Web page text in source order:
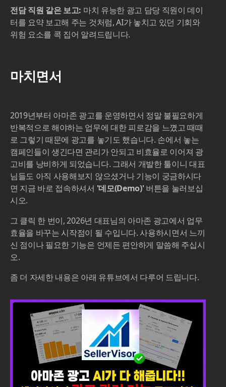
전담 직원 같은 보고: 마치 유능한 광고 담당 직원이 데이
터를 요약 보고해 주는 것처럼, AI가 놓치고 있던 기회와
위험 요소를 콕 집어 알려드립니다.
마치면서
2019년부터 아마존 광고를 운영하면서 정말 불필요하게
반복적으로 해야하는 업무에 대한 피로감을 느꼈고 때때
로 그렇기 때문에 광고를 놓기도 했습니다. 손에서 놓는
캠페인들이 생긴다면 관리가 안되고 비효율로 이어져 광
고비를 낭비하게 되었습니다. 그래서 개발한 툴이니 대표
님들도 아직 사용해보지 않으셨거나 기능이 궁금하시다
면 지금 바로 접속하셔서 '데모(Demo)'버튼을 눌러보십
시오.
​그 클릭 한 번이, 2026년 대표님의 아마존 광고에서 업무
효율을 바꾸는 시작점이 될 수입니다. 사용하시면서 느끼
신 점이나 필요한 기능은 언제든 편안하게 말씀해 주십시
오.
​좀 더 자세한 내용은 아래 유튜브에서 다루어 드립니다.